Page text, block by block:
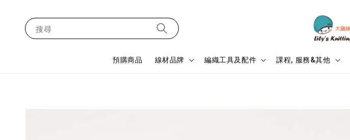
搜尋
預購商品 線材品牌 編織工具及配件 課程, 服務&其他